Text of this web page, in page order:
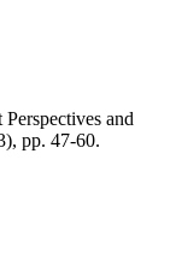
and
pp. 47-60.